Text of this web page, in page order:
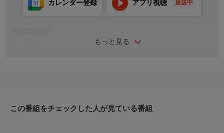
もっと見る
カレンダー登録 アプリ視聴 放送中
この番組をチェックした人が見ている番組